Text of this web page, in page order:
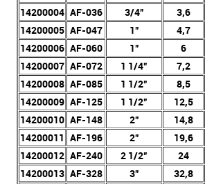
14200004 AF-036 3/4” 3,6
14200005 AF-047 1” 4,7
14200006 AF-060 1” 6
14200007 AF-072 1 1/4” 7,2
14200008 AF-085 1 1/2” 8,5
14200009 AF-125 1 1/2” 12,5
14200010 AF-148 2” 14,8
14200011 AF-196 2” 19,6
14200012 AF-240 2 1/2” 24
14200013 AF-328 3” 32,8